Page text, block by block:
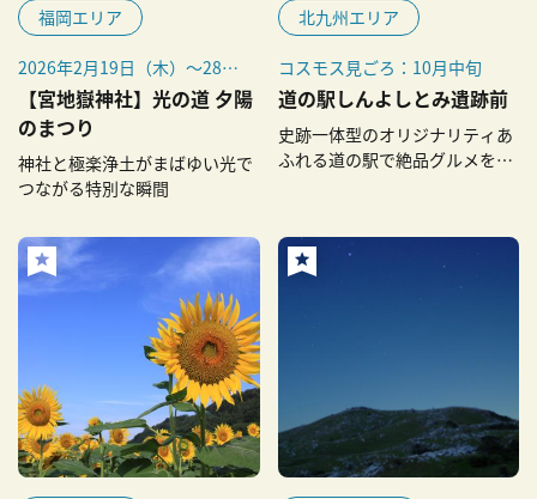
福岡エリア
2026年2月19日（木）～28日
（土）
【宮地嶽神社】光の道 夕陽
のまつり
神社と極楽浄土がまばゆい光で
つながる特別な瞬間
北九州エリア
コスモス見ごろ：10月中旬
道の駅しんよしとみ遺跡前
史跡一体型のオリジナリティあ
ふれる道の駅で絶品グルメを味